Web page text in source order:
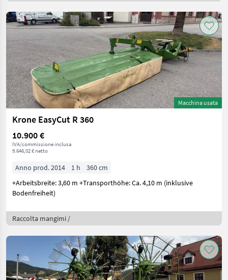
Macchina usata
Krone EasyCut R 360
10.900 €
IVA/commissione inclusa
9.646,02 € netto
Anno prod. 2014 1 h
360 cm
+Arbeitsbreite: 3,60 m +Transporthöhe: Ca. 4,10 m (inklusive
Bodenfreiheit)
Raccolta mangimi /